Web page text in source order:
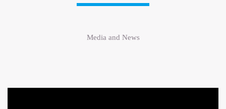
Media and News